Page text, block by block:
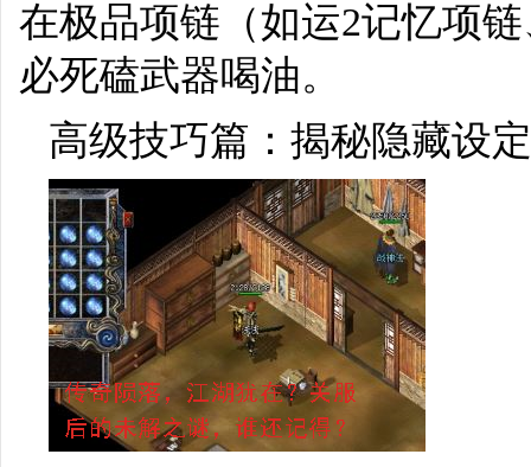
在极品项链（如运2记忆项
必死磕武器喝油。
高级技巧篇：揭秘隐藏设